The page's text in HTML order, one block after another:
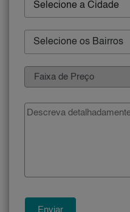
Selecione a Cidade
Selecione os Bairros